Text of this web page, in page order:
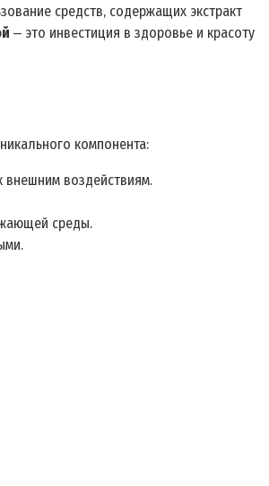
средств‚ содержащих экстракт
‒ это инвестиция в здоровье и красоту
компонента:
внешним воздействиям.
среды.